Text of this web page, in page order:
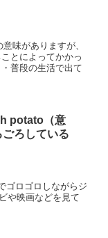
味がありますが、
とによってかかっ
普段の生活で出て
potato（意
ろしている
ゴロゴロしながらジ
や映画などを見て